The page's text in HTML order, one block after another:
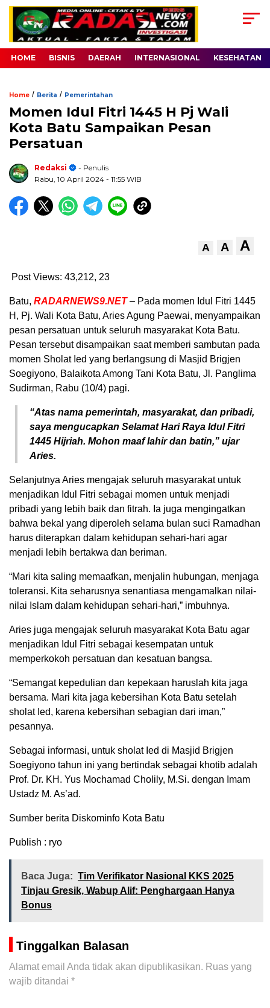
HOME BISNIS DAERAH INTERNASIONAL KESEHATAN
Home / Berita / Pemerintahan
Momen Idul Fitri 1445 H Pj Wali
Kota Batu Sampaikan Pesan
Persatuan
Redaksi
- Penulis
Rabu, 10 April 2024 - 11:55 WIB
A A A
Post Views: 43,212, 23
Batu, RADARNEWS9.NET– Pada momen Idul Fitri 1445
H, Pj. Wali Kota Batu, Aries Agung Paewai, menyampaikan
pesan persatuan untuk seluruh masyarakat Kota Batu.
Pesan tersebut disampaikan saat memberi sambutan pada
momen Sholat Ied yang berlangsung di Masjid Brigjen
Soegiyono, Balaikota Among Tani Kota Batu, Jl. Panglima
Sudirman, Rabu (10/4) pagi.
“Atas nama pemerintah, masyarakat, dan pribadi,
saya mengucapkan Selamat Hari Raya Idul Fitri
1445 Hijriah. Mohon maaf lahir dan batin,” ujar
Aries.
Selanjutnya Aries mengajak seluruh masyarakat untuk
menjadikan Idul Fitri sebagai momen untuk menjadi
pribadi yang lebih baik dan fitrah. Ia juga mengingatkan
bahwa bekal yang diperoleh selama bulan suci Ramadhan
harus diterapkan dalam kehidupan sehari-hari agar
menjadi lebih bertakwa dan beriman.
“Mari kita saling memaafkan, menjalin hubungan, menjaga
toleransi. Kita seharusnya senantiasa mengamalkan nilai-
nilai Islam dalam kehidupan sehari-hari,” imbuhnya.
Aries juga mengajak seluruh masyarakat Kota Batu agar
menjadikan Idul Fitri sebagai kesempatan untuk
memperkokoh persatuan dan kesatuan bangsa.
“Semangat kepedulian dan kepekaan haruslah kita jaga
bersama. Mari kita jaga kebersihan Kota Batu setelah
sholat Ied, karena kebersihan sebagian dari iman,”
pesannya.
Sebagai informasi, untuk sholat Ied di Masjid Brigjen
Soegiyono tahun ini yang bertindak sebagai khotib adalah
Prof. Dr. KH. Yus Mochamad Cholily, M.Si. dengan Imam
Ustadz M. As’ad.
Sumber berita Diskominfo Kota Batu
Publish : ryo
Baca Juga: Tim Verifikator Nasional KKS 2025
Tinjau Gresik, Wabup Alif: Penghargaan Hanya
Bonus
Tinggalkan Balasan
Alamat email Anda tidak akan dipublikasikan. Ruas yang
wajib ditandai *